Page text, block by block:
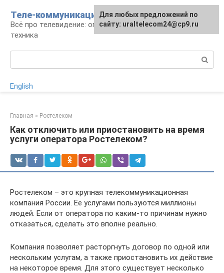
контенту
Теле-коммуникации
Всё про телевидение: операторы, технологии,
техника
English
Главная » Ростелеком
Как отключить или приостановить на время
услуги оператора Ростелеком?
Ростелеком – это крупная телекоммуникационная
компания России. Ее услугами пользуются миллионы
людей. Если от оператора по каким-то причинам нужно
отказаться, сделать это вполне реально.
Компания позволяет расторгнуть договор по одной или
нескольким услугам, а также приостановить их действие
на некоторое время. Для этого существует несколько
Для любых предложений по
сайту: uraltelecom24@cp9.ru